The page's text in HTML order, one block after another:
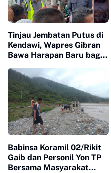
Tinjau Jembatan Putus di
Kendawi, Wapres Gibran
Bawa Harapan Baru bagi
Terisolasi
Babinsa Koramil 02/Rikit
Gaib dan Personil Yon TP
Bersama Masyarakat